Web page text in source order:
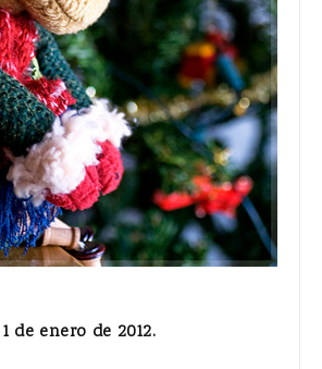
1 de enero de 2012.